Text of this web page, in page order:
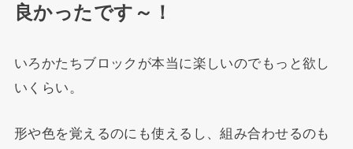
良かったです～！
いろかたちブロックが本当に楽しいのでもっと欲し
いくらい。
形や色を覚えるのにも使えるし、組み合わせるのも